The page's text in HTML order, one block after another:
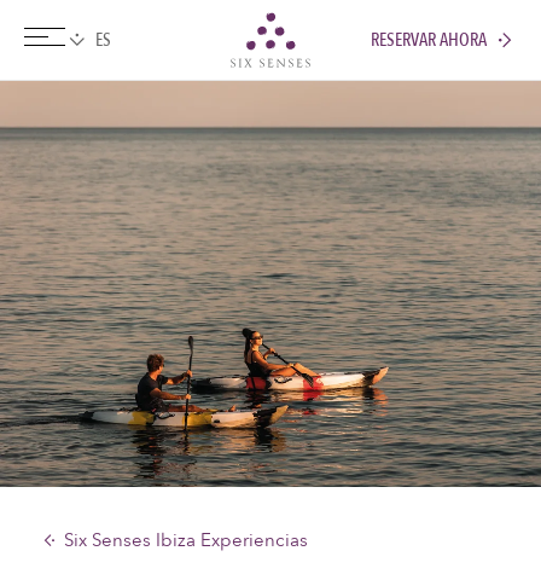
Six sensesRESERVAR AHORA
Six Senses Ibiza Experiencias